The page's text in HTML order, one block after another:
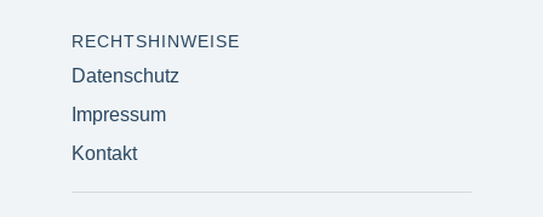
RECHTSHINWEISE
Datenschutz
Impressum
Kontakt